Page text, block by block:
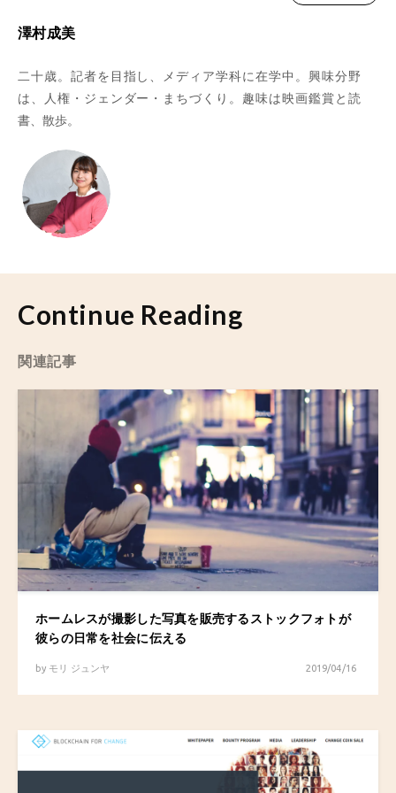
澤村成美
二十歳。記者を目指し、メディア学科に在学中。興味分野
は、人権・ジェンダー・まちづくり。趣味は映画鑑賞と読
書、散歩。
Continue Reading
関連記事
ホームレスが撮影した写真を販売するストックフォトが
彼らの日常を社会に伝える
by モリ ジュンヤ 2019/04/16